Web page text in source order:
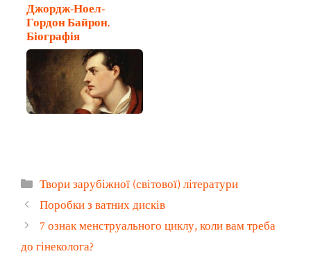
Джордж-Ноел-
Гордон Байрон.
Біографія
Категорії
Твори зарубіжної (світової) літератури
Поробки з ватних дисків
7 ознак менструального циклу, коли вам треба
до гінеколога?